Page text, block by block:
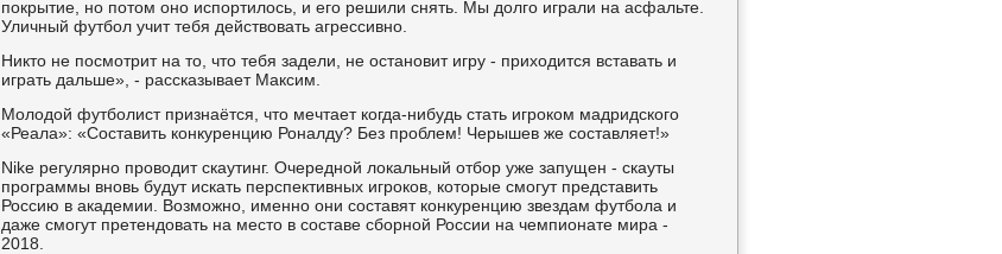
покрытие, но потом оно испортилось, и его решили снять. Мы долго играли на асфальте.
Уличный футбол учит тебя действовать агрессивно.
Никто не посмотрит на то, что тебя задели, не остановит игру - приходится вставать и
играть дальше», - рассказывает Максим.
Молодой футболист признаётся, что мечтает когда-нибудь стать игроком мадридского
«Реала»: «Составить конкуренцию Роналду? Без проблем! Черышев же составляет!»
Nike регулярно проводит скаутинг. Очередной локальный отбор уже запущен - скауты
программы вновь будут искать перспективных игроков, которые смогут представить
Россию в академии. Возможно, именно они составят конкуренцию звездам футбола и
даже смогут претендовать на место в составе сборной России на чемпионате мира -
2018.